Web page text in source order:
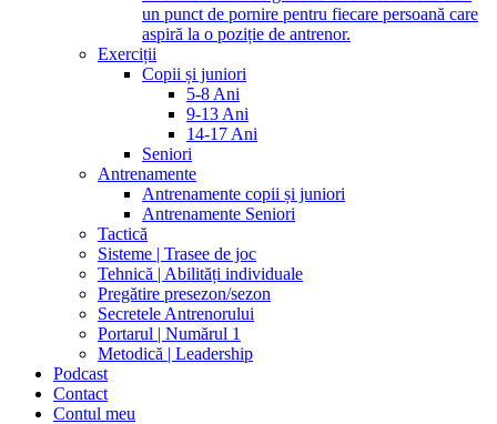
un punct de pornire pentru fiecare persoană care
aspiră la o poziție de antrenor.
Exerciții
Copii și juniori
5-8 Ani
9-13 Ani
14-17 Ani
Seniori
Antrenamente
Antrenamente copii și juniori
Antrenamente Seniori
Tactică
Sisteme | Trasee de joc
Tehnică | Abilități individuale
Pregătire presezon/sezon
Secretele Antrenorului
Portarul | Numărul 1
Metodică | Leadership
Podcast
Contact
Contul meu